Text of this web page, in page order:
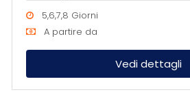
5,6,7,8 Giorni
A partire da
Vedi dettagli